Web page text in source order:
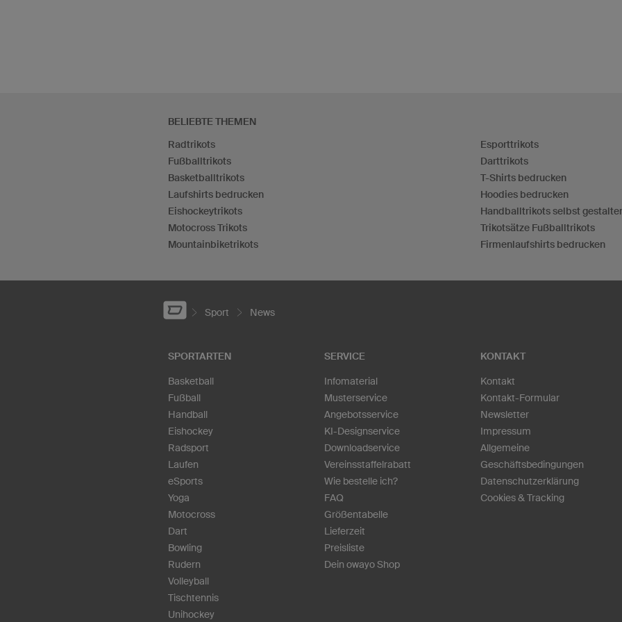
BELIEBTE THEMEN
Radtrikots
Fußballtrikots
Basketballtrikots
Laufshirts bedrucken
Eishockeytrikots
Motocross Trikots
Mountainbiketrikots
Esporttrikots
Darttrikots
T-Shirts bedrucken
Hoodies bedrucken
Handballtrikots selbst
Trikotsätze Fußballtrikots
Firmenlaufshirts bedrucken
Sport News
SPORTARTEN
Basketball
Fußball
Handball
Eishockey
Radsport
Laufen
eSports
Yoga
Motocross
Dart
Bowling
Rudern
Volleyball
Tischtennis
Unihockey
SERVICE
Infomaterial
Musterservice
Angebotsservice
KI-Designservice
Downloadservice
Vereinsstaffelrabatt
Wie bestelle ich?
FAQ
Größentabelle
Lieferzeit
Preisliste
Dein owayo Shop
KONTAKT
Kontakt
Kontakt-Formular
Newsletter
Impressum
Allgemeine
Geschäftsbedingungen
Datenschutzerklärung
Cookies & Tracking